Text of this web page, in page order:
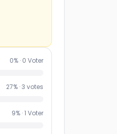
0% · 0 Voter
27% ·3 votes
9% ·1 Voter